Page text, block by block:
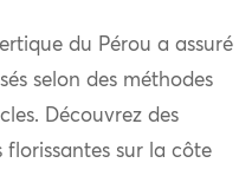
du Pérou a assuré
selon des méthodes
Découvrez des
florissantes sur la côte